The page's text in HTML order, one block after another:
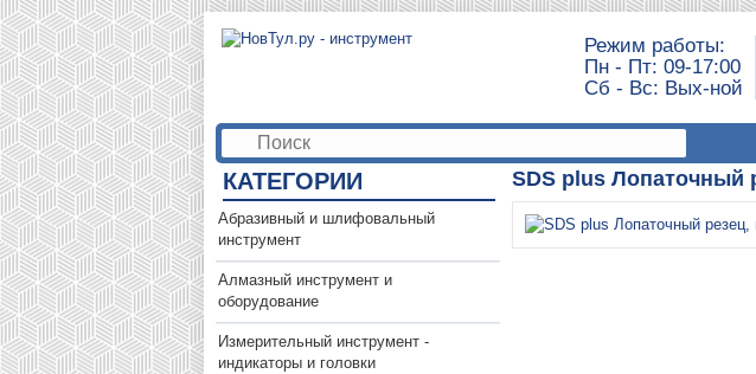
Режим работы:
Пн - Пт: 09-17:00
Сб - Вс: Вых-ной
КАТЕГОРИИ
Абразивный и шлифовальный
инструмент
Алмазный инструмент и
оборудование
Измерительный инструмент -
индикаторы и головки
SDS plus Лопаточный